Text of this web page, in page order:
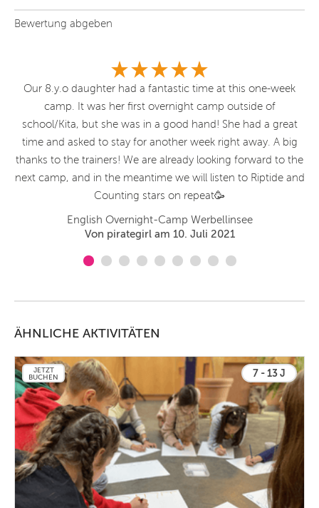
Bewertung abgeben
Our 8.y.o daughter had a fantastic time at this one-week
camp. It was her first overnight camp outside of
school/Kita, but she was in a good hand! She had a great
time and asked to stay for another week right away. A big
thanks to the trainers! We are already looking forward to the
next camp, and in the meantime we will listen to Riptide and
Counting stars on repeat🥳
English Overnight-Camp Werbellinsee
Von pirategirl am 10. Juli 2021
ÄHNLICHE AKTIVITÄTEN
JETZT
BUCHEN
7 - 13 J